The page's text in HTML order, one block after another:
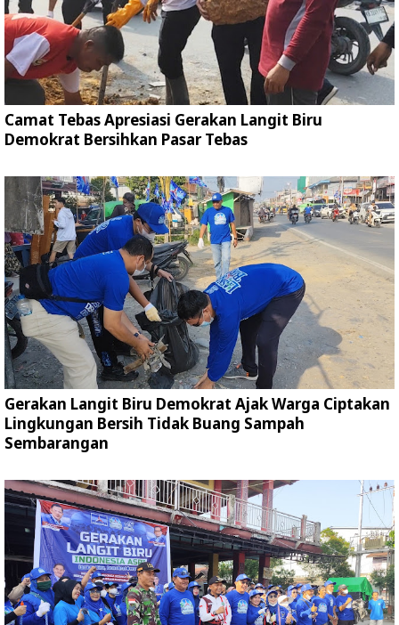
Camat Tebas Apresiasi Gerakan Langit Biru
Demokrat Bersihkan Pasar Tebas
Gerakan Langit Biru Demokrat Ajak Warga Ciptakan
Lingkungan Bersih Tidak Buang Sampah
Sembarangan